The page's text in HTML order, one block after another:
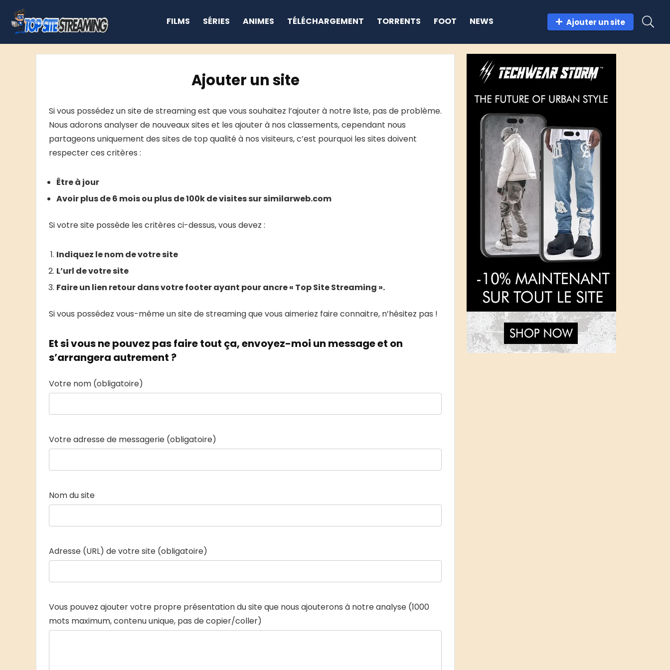
FILMS SÉRIES ANIMES TÉLÉCHARGEMENT TORRENTS FOOT NEWS Ajouter un site
Ajouter un site
Si vous possédez un site de streaming est que vous souhaitez l’ajouter à notre liste, pas de problème.
Nous adorons analyser de nouveaux sites et les ajouter à nos classements, cependant nous
partageons uniquement des sites de top qualité à nos visiteurs, c’est pourquoi les sites doivent
respecter ces critères :
Être à jour
Avoir plus de 6 mois ou plus de 100k de visites sur similarweb.com
Si votre site possède les critères ci-dessus, vous devez :
Indiquez le nom de votre site
L’url de votre site
Faire un lien retour dans votre footer ayant pour ancre « Top Site Streaming ».
Si vous possédez vous-même un site de streaming que vous aimeriez faire connaitre, n’hésitez pas !
Et si vous ne pouvez pas faire tout ça, envoyez-moi un message et on
s’arrangera autrement ?
Votre nom (obligatoire)
Votre adresse de messagerie (obligatoire)
Nom du site
Adresse (URL) de votre site (obligatoire)
Vous pouvez ajouter votre propre présentation du site que nous ajouterons à notre analyse (1000
mots maximum, contenu unique, pas de copier/coller)